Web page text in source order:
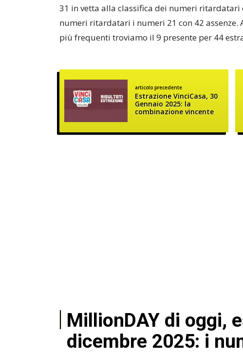
31 in vetta alla classifica dei numeri ritardatari
numeri ritardatari i numeri 21 con 42
più frequenti troviamo il 9 presente per 44
articolo precedente
Estrazione VinciCasa, 30
Gennaio 2025: la
combinazione vincente
MillionDAY di oggi,
dicembre 2025: i